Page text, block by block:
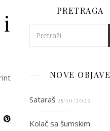
i
PRETRAGA
NOVE OBJAVE
Sataraš 25/10/2022
Kolač sa šumskim